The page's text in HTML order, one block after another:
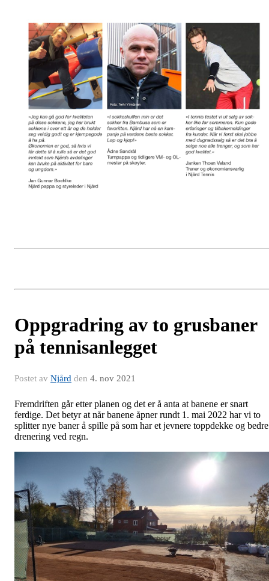
Oppgradring av to grusbaner
på tennisanlegget
Postet av Njård den 4. nov 2021
Fremdriften går etter planen og det er å anta at banene er snart
ferdige. Det betyr at når banene åpner rundt 1. mai 2022 har vi to
splitter nye baner å spille på som har et jevnere toppdekke og bedre
drenering ved regn.